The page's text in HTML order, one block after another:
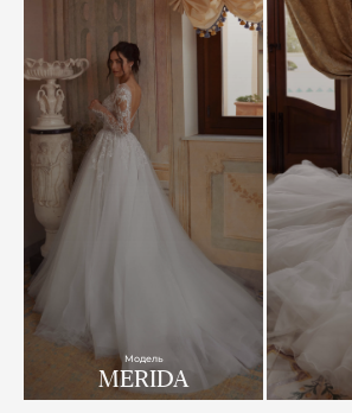
Модель
MERIDA